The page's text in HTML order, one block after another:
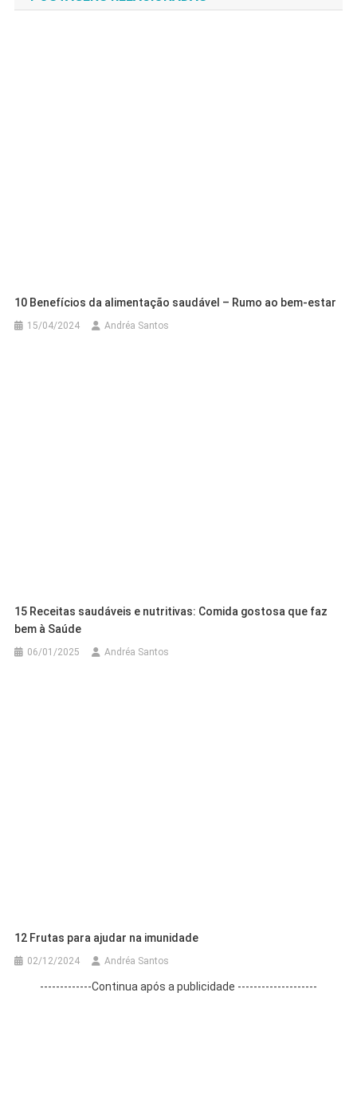
Post
10 Benefícios da alimentação saudável – Rumo ao bem-estar
15/04/2024 Andréa Santos
15 Receitas saudáveis e nutritivas: Comida gostosa que faz
bem à Saúde
06/01/2025 Andréa Santos
12 Frutas para ajudar na imunidade
02/12/2024 Andréa Santos
-------------Continua após a publicidade --------------------